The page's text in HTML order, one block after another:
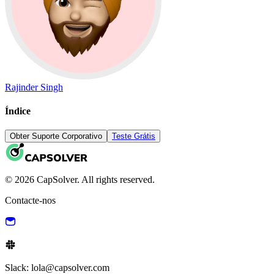
Rajinder Singh
Índice
Obter Suporte Corporativo Teste Grátis
© 2026 CapSolver. All rights reserved.
Contacte-nos
Slack: lola@capsolver.com